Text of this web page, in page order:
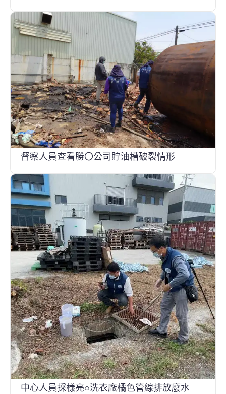
督察人員查看勝〇公司貯油槽破裂情形
中心人員採樣亮○洗衣廠橘色管線排放廢水